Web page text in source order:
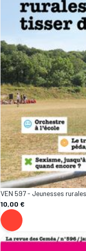
VEN 597 - Jeunesses
10,00 €